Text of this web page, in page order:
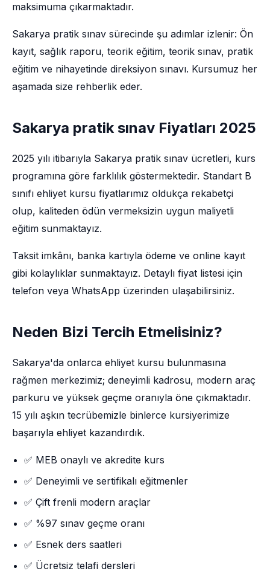
maksimuma çıkarmaktadır.
Sakarya pratik sınav sürecinde şu adımlar izlenir: Ön
kayıt, sağlık raporu, teorik eğitim, teorik sınav, pratik
eğitim ve nihayetinde direksiyon sınavı. Kursumuz her
aşamada size rehberlik eder.
Sakarya pratik sınav Fiyatları 2025
2025 yılı itibarıyla Sakarya pratik sınav ücretleri, kurs
programına göre farklılık göstermektedir. Standart B
sınıfı ehliyet kursu fiyatlarımız oldukça rekabetçi
olup, kaliteden ödün vermeksizin uygun maliyetli
eğitim sunmaktayız.
Taksit imkânı, banka kartıyla ödeme ve online kayıt
gibi kolaylıklar sunmaktayız. Detaylı fiyat listesi için
telefon veya WhatsApp üzerinden ulaşabilirsiniz.
Neden Bizi Tercih Etmelisiniz?
Sakarya'da onlarca ehliyet kursu bulunmasına
rağmen merkezimiz; deneyimli kadrosu, modern araç
parkuru ve yüksek geçme oranıyla öne çıkmaktadır.
15 yılı aşkın tecrübemizle binlerce kursiyerimize
başarıyla ehliyet kazandırdık.
✅ MEB onaylı ve akredite kurs
✅ Deneyimli ve sertifikalı eğitmenler
✅ Çift frenli modern araçlar
✅ %97 sınav geçme oranı
✅ Esnek ders saatleri
✅ Ücretsiz telafi dersleri